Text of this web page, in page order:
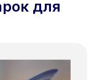
для